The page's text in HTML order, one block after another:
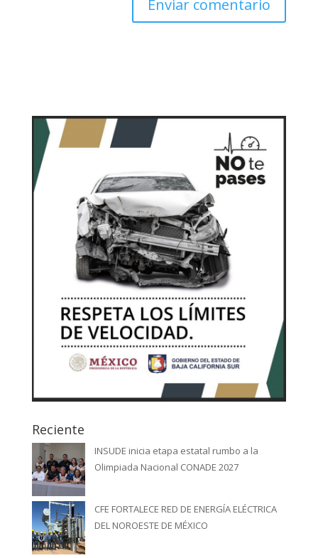
Reciente
INSUDE inicia etapa estatal rumbo a la
Olimpiada Nacional CONADE 2027
CFE FORTALECE RED DE ENERGÍA ELÉCTRICA
DEL NOROESTE DE MÉXICO